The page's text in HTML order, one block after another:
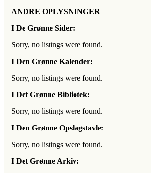
ANDRE OPLYSNINGER
I De Grønne Sider:
Sorry, no listings were found.
I Den Grønne Kalender:
Sorry, no listings were found.
I Det Grønne Bibliotek:
Sorry, no listings were found.
I Den Grønne Opslagstavle:
Sorry, no listings were found.
I Det Grønne Arkiv: